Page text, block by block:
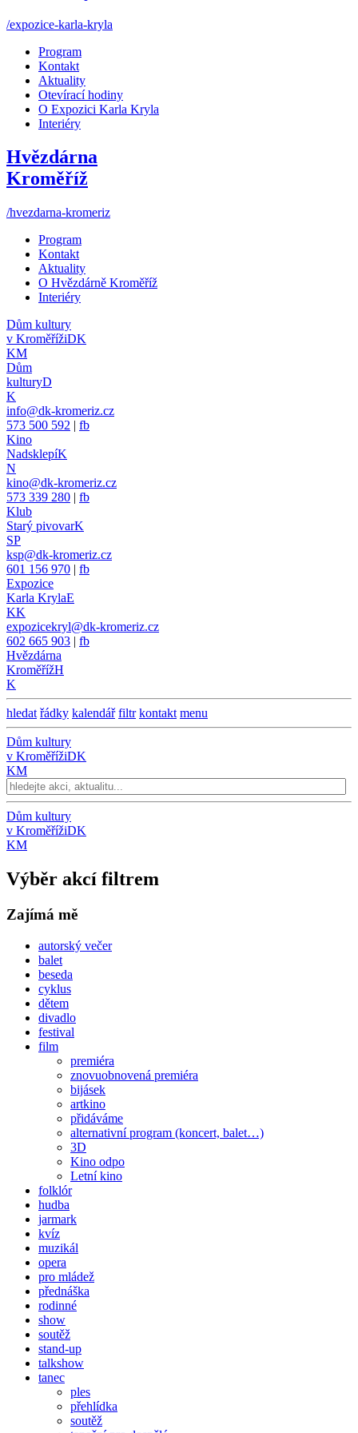
/expozice-karla-kryla
Program
Kontakt
Aktuality
Otevírací hodiny
O Expozici Karla Kryla
Interiéry
Hvězdárna
Kroměříž
/hvezdarna-kromeriz
Program
Kontakt
Aktuality
O Hvězdárně Kroměříž
Interiéry
Dům kultury
v KroměřížiDK
KM
Dům
kulturyD
K
info@dk-kromeriz.cz
573 500 592 | fb
Kino
NadsklepíK
N
kino@dk-kromeriz.cz
573 339 280 | fb
Klub
Starý pivovarK
SP
ksp@dk-kromeriz.cz
601 156 970 | fb
Expozice
Karla KrylaE
KK
expozicekryl@dk-kromeriz.cz
602 665 903 | fb
Hvězdárna
KroměřížH
K
hledat řádky kalendář filtr kontakt menu
Dům kultury
v KroměřížiDK
KM
Dům kultury
v KroměřížiDK
KM
Výběr akcí filtrem
Zajímá mě
autorský večer
balet
beseda
cyklus
dětem
divadlo
festival
film
premiéra
znovuobnovená premiéra
bijásek
artkino
přidáváme
alternativní program (koncert, balet…)
3D
Kino odpo
Letní kino
folklór
hudba
jarmark
kvíz
muzikál
opera
pro mládež
přednáška
rodinné
show
soutěž
stand-up
talkshow
tanec
ples
přehlídka
soutěž